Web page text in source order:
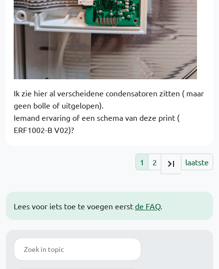
Lees voor iets toe te voegen eerst de FAQ.
Zoek
Ik zie hier al verscheidene condensatoren zitten ( maar
geen bolle of uitgelopen).
Iemand ervaring of een schema van deze print (
ERF1002-B V02)?
1 2 laatste